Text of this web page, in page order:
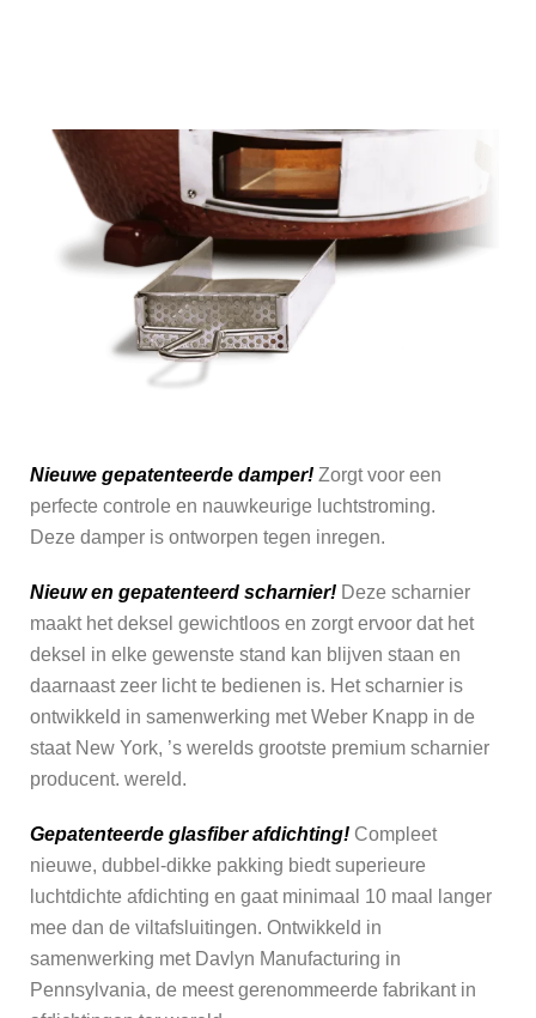
Nieuwe gepatenteerde damper! Zorgt voor een
perfecte controle en nauwkeurige luchtstroming.
Deze damper is ontworpen tegen inregen.
Nieuw en gepatenteerd scharnier! Deze scharnier
maakt het deksel gewichtloos en zorgt ervoor dat het
deksel in elke gewenste stand kan blijven staan en
daarnaast zeer licht te bedienen is. Het scharnier is
ontwikkeld in samenwerking met Weber Knapp in de
staat New York, ’s werelds grootste premium scharnier
producent. wereld.
Gepatenteerde glasfiber afdichting! Compleet
nieuwe, dubbel-dikke pakking biedt superieure
luchtdichte afdichting en gaat minimaal 10 maal langer
mee dan de viltafsluitingen. Ontwikkeld in
samenwerking met Davlyn Manufacturing in
Pennsylvania, de meest gerenommeerde fabrikant in